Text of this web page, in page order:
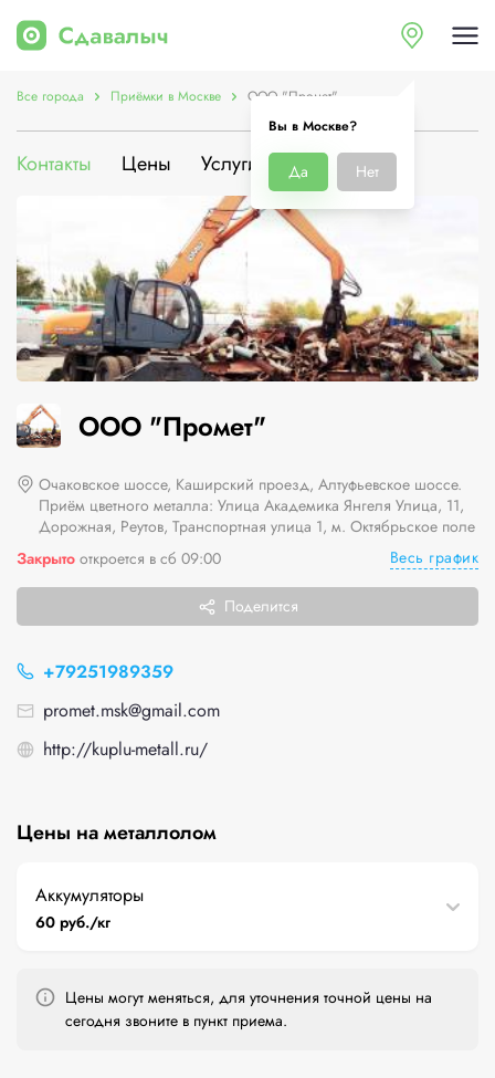
Вы в Москве?
Да Нет
Все города Приёмки в Москве ООО "Промет"
Контакты Цены Услуги О компании
ООО "Промет"
Очаковское шоссе, Каширский проезд, Алтуфьевское шоссе.
Приём цветного металла: Улица Академика Янгеля Улица, 11,
Дорожная, Реутов, Транспортная улица 1, м. Октябрьское поле
Закрыто откроется в сб 09:00 Весь график
Поделится
+79251989359
promet.msk@gmail.com
http://kuplu-metall.ru/
Цены на металлолом
Аккумуляторы
60 руб./кг
Цены могут меняться, для уточнения точной цены на
сегодня звоните в пункт приема.